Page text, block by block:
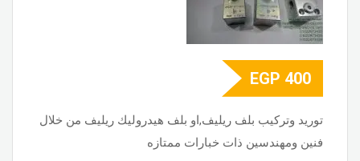
EGP 400
توريد وتركيب بلف ريليف,او بلف هيدروليك ريليف من خلال
فنين ومهندسين ذات خبارات ممتازه